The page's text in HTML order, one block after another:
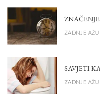
ZADNJE
SAVJETI
ZADNJE